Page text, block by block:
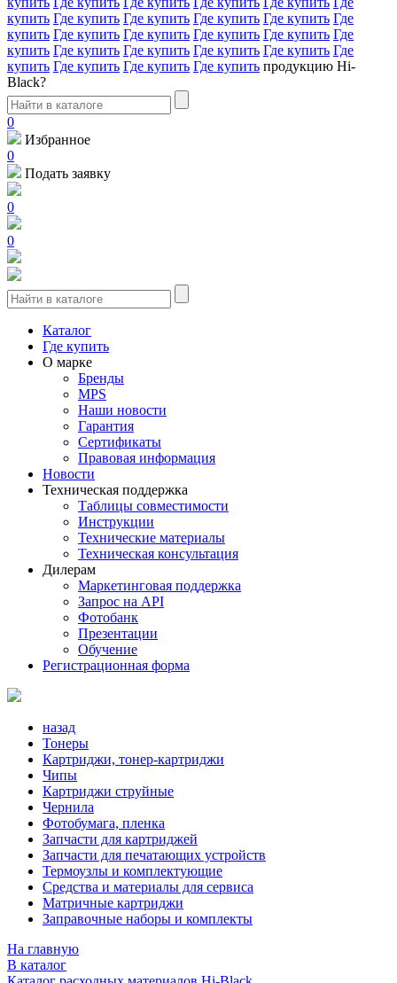
купить Где купить Где купить Где купить Где купить Где
купить Где купить Где купить Где купить Где купить Где
купить Где купить Где купить Где купить Где купить Где
купить Где купить Где купить Где купить продукцию Hi-
Black?
0
Избранное
0
Подать заявку
0
0
Каталог
Где купить
О марке
Бренды
MPS
Наши новости
Гарантия
Сертификаты
Правовая информация
Новости
Техническая поддержка
Таблицы совместимости
Инструкции
Технические материалы
Техническая консультация
Дилерам
Маркетинговая поддержка
Запрос на API
Фотобанк
Презентации
Обучение
Регистрационная форма
назад
Тонеры
Картриджи, тонер-картриджи
Чипы
Картриджи струйные
Чернила
Фотобумага, пленка
Запчасти для картриджей
Запчасти для печатающих устройств
Термоузлы и комплектующие
Средства и материалы для сервиса
Матричные картриджи
Заправочные наборы и комплекты
На главную
В каталог